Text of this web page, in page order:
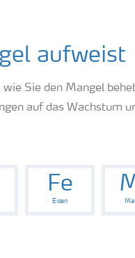
aufweist
Sie den Mangel
auf das Wachstum
Fe
Eisen